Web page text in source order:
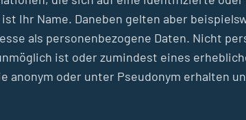
Ihr Name. Daneben gelten aber
als personenbezogene Daten. Nicht
ist oder zumindest eines
oder unter Pseudonym erhalten